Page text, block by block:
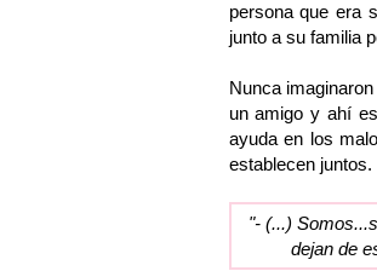
persona que era
junto a su familia
Nunca
un amigo y ahí
ayuda en los
establecen juntos.
"- (...)
dejan de